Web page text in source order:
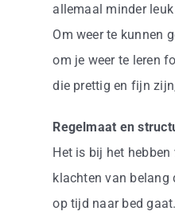
allemaal minder
Om weer te kunnen
om je weer te leren
die prettig en fijn
Regelmaat en
Het is bij het hebben
klachten van belang
op tijd naar bed